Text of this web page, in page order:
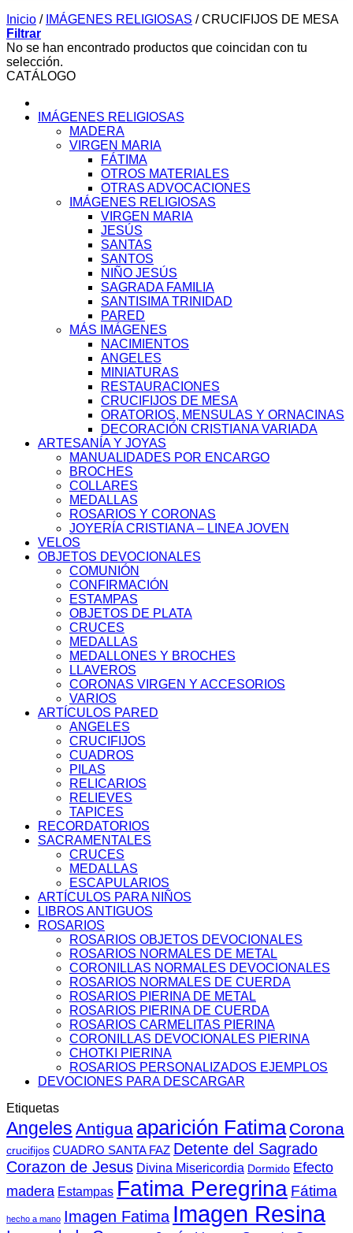
Inicio / IMÁGENES RELIGIOSAS /CRUCIFIJOS DE MESA
Filtrar
No se han encontrado productos que coincidan con tu
selección.
CATÁLOGO
IMÁGENES RELIGIOSAS
MADERA
VIRGEN MARIA
FÁTIMA
OTROS MATERIALES
OTRAS ADVOCACIONES
IMÁGENES RELIGIOSAS
VIRGEN MARIA
JESÚS
SANTAS
SANTOS
NIÑO JESÚS
SAGRADA FAMILIA
SANTISIMA TRINIDAD
PARED
MÁS IMÁGENES
NACIMIENTOS
ANGELES
MINIATURAS
RESTAURACIONES
CRUCIFIJOS DE MESA
ORATORIOS, MENSULAS Y ORNACINAS
DECORACIÓN CRISTIANA VARIADA
ARTESANÍA Y JOYAS
MANUALIDADES POR ENCARGO
BROCHES
COLLARES
MEDALLAS
ROSARIOS Y CORONAS
JOYERÍA CRISTIANA – LINEA JOVEN
VELOS
OBJETOS DEVOCIONALES
COMUNIÓN
CONFIRMACIÓN
ESTAMPAS
OBJETOS DE PLATA
CRUCES
MEDALLAS
MEDALLONES Y BROCHES
LLAVEROS
CORONAS VIRGEN Y ACCESORIOS
VARIOS
ARTÍCULOS PARED
ANGELES
CRUCIFIJOS
CUADROS
PILAS
RELICARIOS
RELIEVES
TAPICES
RECORDATORIOS
SACRAMENTALES
CRUCES
MEDALLAS
ESCAPULARIOS
ARTÍCULOS PARA NIÑOS
LIBROS ANTIGUOS
ROSARIOS
ROSARIOS OBJETOS DEVOCIONALES
ROSARIOS NORMALES DE METAL
CORONILLAS NORMALES DEVOCIONALES
ROSARIOS NORMALES DE CUERDA
ROSARIOS PIERINA DE METAL
ROSARIOS PIERINA DE CUERDA
ROSARIOS CARMELITAS PIERINA
CORONILLAS DEVOCIONALES PIERINA
CHOTKI PIERINA
ROSARIOS PERSONALIZADOS EJEMPLOS
DEVOCIONES PARA DESCARGAR
Etiquetas
Angeles Antigua aparición Fatima Corona
crucifijos CUADRO SANTA FAZ Detente del Sagrado
Corazon de Jesus Divina Misericordia Dormido Efecto
madera Estampas Fatima Peregrina Fátima
hecho a mano Imagen Fatima Imagen Resina